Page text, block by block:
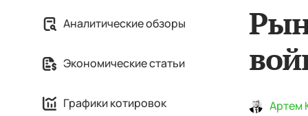
Аналитические обзоры
Экономические статьи
Графики котировок Артем